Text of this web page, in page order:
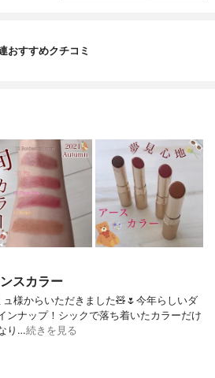
おすすめクチコミ
スカラー
様からいただきました🧸🌷今年らしいダ
ンナップ！シックで落ち着いたカラーだけ
り…続きを見る